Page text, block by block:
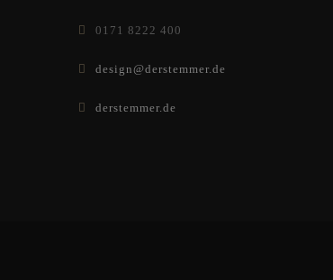
0171 8222 400
design@derstemmer.de
derstemmer.de